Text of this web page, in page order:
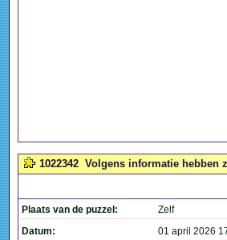
1022342 Volgens informatie hebben
Plaats van de puzzel:
Zelf
Datum:
01 april 2026